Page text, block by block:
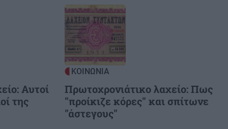
Αυτοί
της
Image
ΚΟΙΝΩΝΙΑ
Πρωτοχρονιάτικο λαχείο: Πως
"προίκιζε κόρες" και σπίτωνε
"άστεγους"